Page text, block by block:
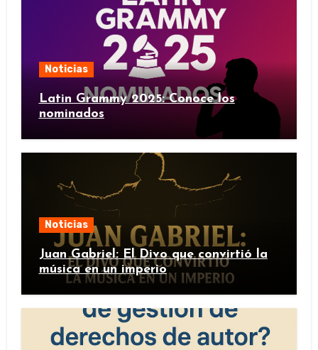
Noticias
Latin Grammy 2025: Conoce los
nominados
Noticias
Juan Gabriel: El Divo que convirtió la
música en un imperio